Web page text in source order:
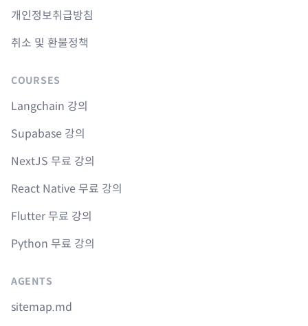
개인정보취급방침
취소 및 환불정책
COURSES
Langchain 강의
Supabase 강의
NextJS 무료 강의
React Native 무료 강의
Flutter 무료 강의
Python 무료 강의
AGENTS
sitemap.md